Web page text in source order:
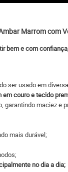
Marrom com
bem e com
ser usado em
couro e tecido
garantindo maciez e
mais durável;
no dia a dia;